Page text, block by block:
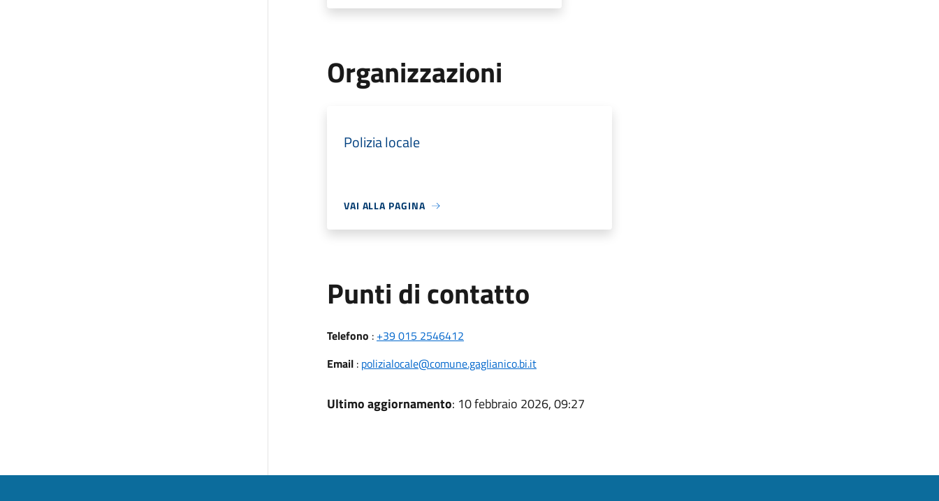
Organizzazioni
Polizia locale
VAI ALLA PAGINA
Punti di contatto
Telefono : +39 015 2546412
Email: polizialocale@comune.gaglianico.bi.it
Ultimo aggiornamento: 10 febbraio 2026, 09:27